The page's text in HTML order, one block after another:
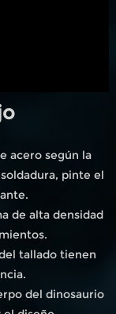
acero según la
pinte el
de alta densidad
tallado tienen
del dinosaurio